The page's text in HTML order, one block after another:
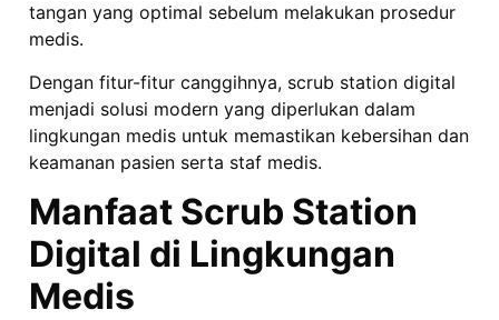
tangan yang optimal sebelum melakukan prosedur
medis.
Dengan fitur-fitur canggihnya, scrub station digital
menjadi solusi modern yang diperlukan dalam
lingkungan medis untuk memastikan kebersihan dan
keamanan pasien serta staf medis.
Manfaat Scrub Station
Digital di Lingkungan
Medis